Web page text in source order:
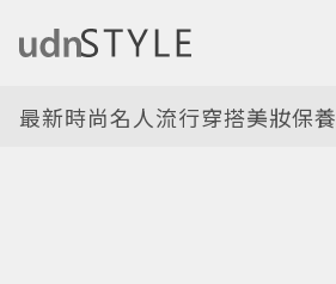
最新時尚名人流行穿搭美妝保養